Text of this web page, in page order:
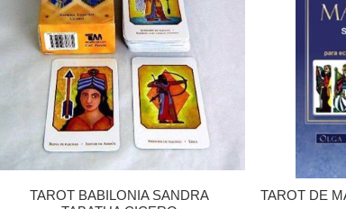
TAROT BABILONIA SANDRA
TAROT DE